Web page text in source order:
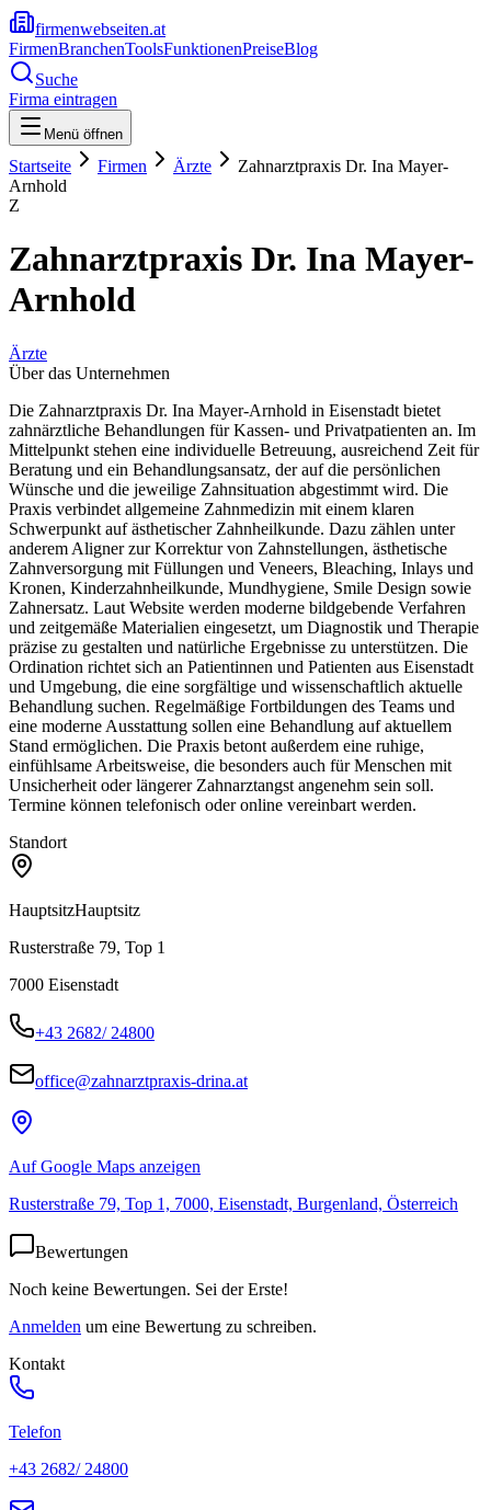
firmenwebseiten.at
FirmenBranchenToolsFunktionenPreiseBlog
Suche
Firma eintragen
Menü öffnen
Startseite Firmen Ärzte
Zahnarztpraxis Dr. Ina Mayer-
Arnhold
Z
Zahnarztpraxis Dr. Ina Mayer-
Arnhold
Ärzte
Über das Unternehmen
Die Zahnarztpraxis Dr. Ina Mayer-Arnhold in Eisenstadt bietet
zahnärztliche Behandlungen für Kassen- und Privatpatienten an. Im
Mittelpunkt stehen eine individuelle Betreuung, ausreichend Zeit für
Beratung und ein Behandlungsansatz, der auf die persönlichen
Wünsche und die jeweilige Zahnsituation abgestimmt wird. Die
Praxis verbindet allgemeine Zahnmedizin mit einem klaren
Schwerpunkt auf ästhetischer Zahnheilkunde. Dazu zählen unter
anderem Aligner zur Korrektur von Zahnstellungen, ästhetische
Zahnversorgung mit Füllungen und Veneers, Bleaching, Inlays und
Kronen, Kinderzahnheilkunde, Mundhygiene, Smile Design sowie
Zahnersatz. Laut Website werden moderne bildgebende Verfahren
und zeitgemäße Materialien eingesetzt, um Diagnostik und Therapie
präzise zu gestalten und natürliche Ergebnisse zu unterstützen. Die
Ordination richtet sich an Patientinnen und Patienten aus Eisenstadt
und Umgebung, die eine sorgfältige und wissenschaftlich aktuelle
Behandlung suchen. Regelmäßige Fortbildungen des Teams und
eine moderne Ausstattung sollen eine Behandlung auf aktuellem
Stand ermöglichen. Die Praxis betont außerdem eine ruhige,
einfühlsame Arbeitsweise, die besonders auch für Menschen mit
Unsicherheit oder längerer Zahnarztangst angenehm sein soll.
Termine können telefonisch oder online vereinbart werden.
Standort
HauptsitzHauptsitz
Rusterstraße 79, Top 1
7000 Eisenstadt
+43 2682/ 24800
office@zahnarztpraxis-drina.at
Auf Google Maps anzeigen
Rusterstraße 79, Top 1, 7000, Eisenstadt, Burgenland, Österreich
Bewertungen
Noch keine Bewertungen. Sei der Erste!
Anmelden um eine Bewertung zu schreiben.
Kontakt
Telefon
+43 2682/ 24800